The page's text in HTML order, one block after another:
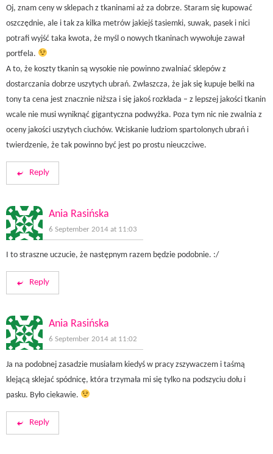
Oj, znam ceny w sklepach z tkaninami aż za dobrze. Staram się kupować
oszczędnie, ale i tak za kilka metrów jakiejś tasiemki, suwak, pasek i nici
potrafi wyjść taka kwota, że myśl o nowych tkaninach wywołuje zawał
portfela.
A to, że koszty tkanin są wysokie nie powinno zwalniać sklepów z
dostarczania dobrze uszytych ubrań. Zwłaszcza, że jak się kupuje belki na
tony ta cena jest znacznie niższa i się jakoś rozkłada – z lepszej jakości tkanin
wcale nie musi wyniknąć gigantyczna podwyżka. Poza tym nic nie zwalnia z
oceny jakości uszytych ciuchów. Wciskanie ludziom spartolonych ubrań i
twierdzenie, że tak powinno być jest po prostu nieuczciwe.
Reply
Ania Rasińska
6 September 2014 at 11:03
I to straszne uczucie, że następnym razem będzie podobnie. :/
Reply
Ania Rasińska
6 September 2014 at 11:02
Ja na podobnej zasadzie musiałam kiedyś w pracy zszywaczem i taśmą
klejącą sklejać spódnicę, która trzymała mi się tylko na podszyciu dołu i
pasku. Było ciekawie.
Reply